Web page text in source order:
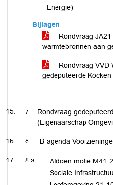
Energie)
Bijlagen
Rondvraag
warmtebronnen aan
Rondvraag VVD
gedeputeerde Kocken
7
Rondvraag
(Eigenaarschap
8 B-agenda
8.a
Afdoen motie M41-
Sociale